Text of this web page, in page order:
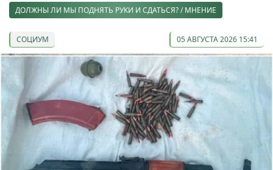
ДОЛЖНЫ ЛИ МЫ ПОДНЯТЬ РУКИ И СДАТЬСЯ? / МНЕНИЕ
СОЦИУМ 05 АВГУСТА 2026 15:41